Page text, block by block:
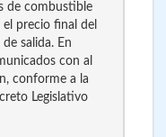
de combustible
precio final del
salida. En
con al
conforme a la
Legislativo